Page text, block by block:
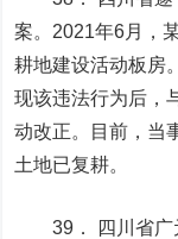
案。2021年6月，
耕地建设活动板房
现该违法行为后，
动改正。目前，当
土地已复耕。
39． 四川省广